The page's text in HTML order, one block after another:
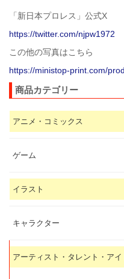
「新日本プロレス」公式X
https://twitter.com/njpw1972
この他の写真はこちら
https://ministop-print.com/
商品カテゴリー
アニメ・コミックス
ゲーム
イラスト
キャラクター
アーティスト・タレント・ア